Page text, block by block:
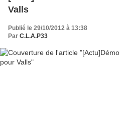
Valls
Publié le 29/10/2012 à 13:38
Par C.L.A.P33